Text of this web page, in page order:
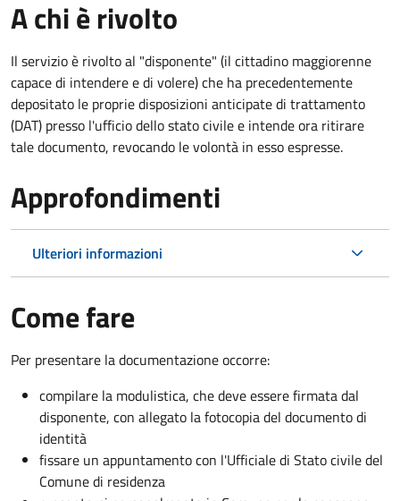
A chi è rivolto
Il servizio è rivolto al "disponente" (il cittadino maggiorenne
capace di intendere e di volere) che ha precedentemente
depositato le proprie disposizioni anticipate di trattamento
(DAT) presso l'ufficio dello stato civile e intende ora ritirare
tale documento, revocando le volontà in esso espresse.
Approfondimenti
Ulteriori informazioni
Come fare
Per presentare la documentazione occorre:
compilare la modulistica, che deve essere firmata dal
disponente, con allegato la fotocopia del documento di
identità
fissare un appuntamento con l'Ufficiale di Stato civile del
Comune di residenza